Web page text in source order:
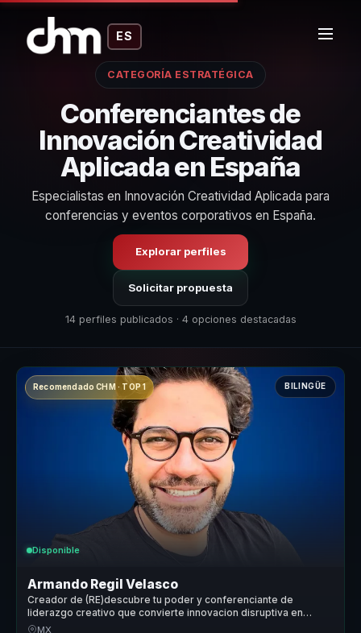
ES
CATEGORÍA ESTRATÉGICA
Conferenciantes de
Innovación Creatividad
Aplicada en España
Especialistas en Innovación Creatividad Aplicada para
conferencias y eventos corporativos en España.
Explorar perfiles
Solicitar propuesta
14 perfiles publicados · 4 opciones destacadas
Recomendado CHM · TOP 1 BILINGÜE
Disponible
Armando Regil Velasco
Creador de (RE)descubre tu poder y conferenciante de
liderazgo creativo que convierte innovacion disruptiva en
accion para organizaciones y equipos.
MX